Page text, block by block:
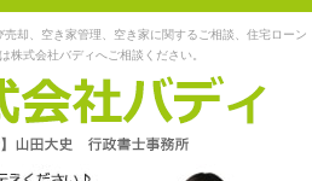
売却、空き家管理、空き家に関するご相談、住宅ローン
株式会社バディへご相談ください。